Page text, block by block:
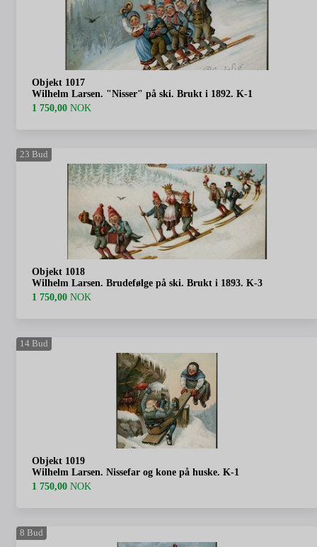
Objekt 1017
Wilhelm Larsen. "Nisser" på ski. Brukt i 1892. K-1
1 750,00 NOK
23 Bud
Objekt 1018
Wilhelm Larsen. Brudefølge på ski. Brukt i 1893. K-3
1 750,00 NOK
14 Bud
Objekt 1019
Wilhelm Larsen. Nissefar og kone på huske. K-1
1 750,00 NOK
8 Bud